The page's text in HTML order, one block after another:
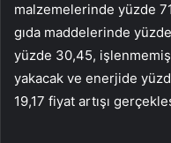
malzemelerinde yüzde
gıda maddelerinde
yüzde 30,45,
yakacak ve enerjide
19,17 fiyat artışı